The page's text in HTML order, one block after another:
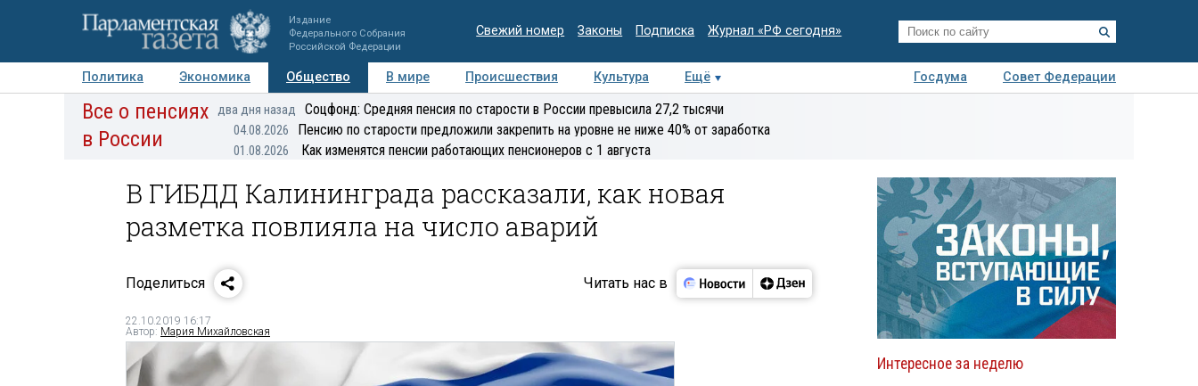
Издание
Федерального Собрания
Российской Федерации
Свежий номер Законы Подписка Журнал «РФ сегодня»
Политика Экономика Общество В мире Происшествия Культура Ещё Госдума
Совет Федерации
Авторы Персоны Мнения Регионы Медиацентр Интервью Колумнисты
Все о пенсиях
в России
два дня назад Соцфонд: Средняя пенсия по старости в России превысила 27,2 тысячи
04.08.2026 Пенсию по старости предложили закрепить на уровне не ниже 40% от заработка
01.08.2026 Как изменятся пенсии работающих пенсионеров с 1 августа
В ГИБДД Калининграда рассказали, как новая
разметка повлияла на число аварий
Поделиться Читать нас в
22.10.2019 16:17
Автор: Мария Михайловская
Интересное за неделю